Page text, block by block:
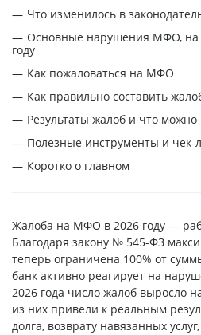
Что изменилось в
Основные нарушения МФО, на
году
Как пожаловаться на МФО
Как правильно составить
Результаты жалоб и что можно
Полезные инструменты и чек-
Коротко о главном
Жалоба на МФО в 2026 году —
Благодаря закону № 545-ФЗ
теперь ограничена 100% от
банк активно реагирует на
2026 года число жалоб выросло
из них привели к реальным
долга, возврату навязанных